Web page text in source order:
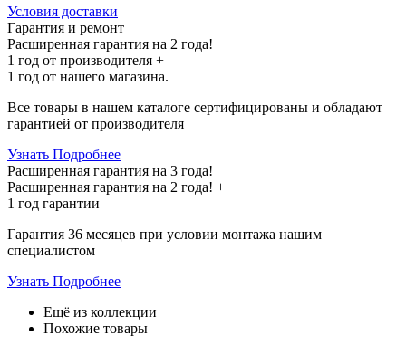
Условия доставки
Гарантия и ремонт
Расширенная гарантия на 2 года!
1 год от производителя +
1 год от нашего магазина.
Все товары в нашем каталоге сертифицированы и обладают
гарантией от производителя
Узнать Подробнее
Расширенная гарантия на 3 года!
Расширенная гарантия на 2 года! +
1 год гарантии
Гарантия 36 месяцев при условии монтажа нашим
специалистом
Узнать Подробнее
Ещё из коллекции
Похожие товары